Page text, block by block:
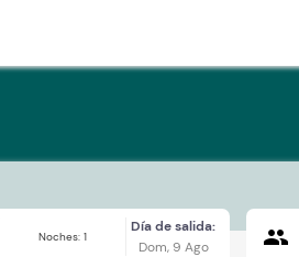
Noches: 1
Día de salida:
Dom, 9 Ago
people